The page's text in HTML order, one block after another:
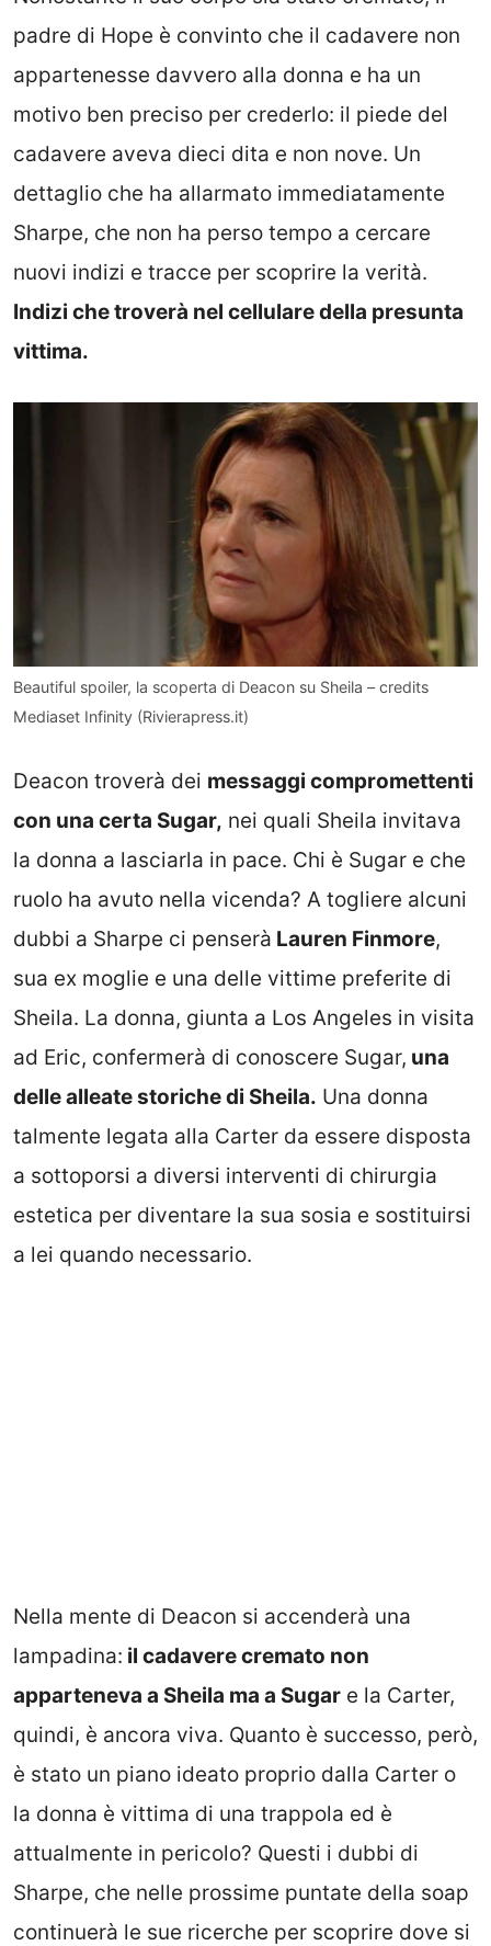
padre di Hope è convinto che il cadavere non
appartenesse davvero alla donna e ha un
motivo ben preciso per crederlo: il piede del
cadavere aveva dieci dita e non nove. Un
dettaglio che ha allarmato immediatamente
Sharpe, che non ha perso tempo a cercare
nuovi indizi e tracce per scoprire la verità.
Indizi che troverà nel cellulare della presunta
vittima.
Beautiful spoiler, la scoperta di Deacon su Sheila – credits
Mediaset Infinity (Rivierapress.it)
Deacon troverà dei messaggi compromettenti
con una certa Sugar, nei quali Sheila invitava
la donna a lasciarla in pace. Chi è Sugar e che
ruolo ha avuto nella vicenda? A togliere alcuni
dubbi a Sharpe ci penserà Lauren Finmore,
sua ex moglie e una delle vittime preferite di
Sheila. La donna, giunta a Los Angeles in visita
ad Eric, confermerà di conoscere Sugar, una
delle alleate storiche di Sheila. Una donna
talmente legata alla Carter da essere disposta
a sottoporsi a diversi interventi di chirurgia
estetica per diventare la sua sosia e sostituirsi
a lei quando necessario.
Nella mente di Deacon si accenderà una
lampadina: il cadavere cremato non
apparteneva a Sheila ma a Sugar e la Carter,
quindi, è ancora viva. Quanto è successo, però,
è stato un piano ideato proprio dalla Carter o
la donna è vittima di una trappola ed è
attualmente in pericolo? Questi i dubbi di
Sharpe, che nelle prossime puntate della soap
continuerà le sue ricerche per scoprire dove si